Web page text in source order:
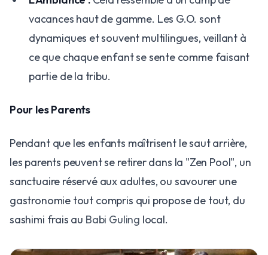
vacances haut de gamme. Les G.O. sont
dynamiques et souvent multilingues, veillant à
ce que chaque enfant se sente comme faisant
partie de la tribu.
Pour les Parents
Pendant que les enfants maîtrisent le saut arrière,
les parents peuvent se retirer dans la "Zen Pool", un
sanctuaire réservé aux adultes, ou savourer une
gastronomie tout compris qui propose de tout, du
sashimi frais au Babi Guling local.